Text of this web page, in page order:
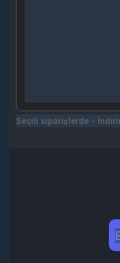
Seçili siparişlerde -